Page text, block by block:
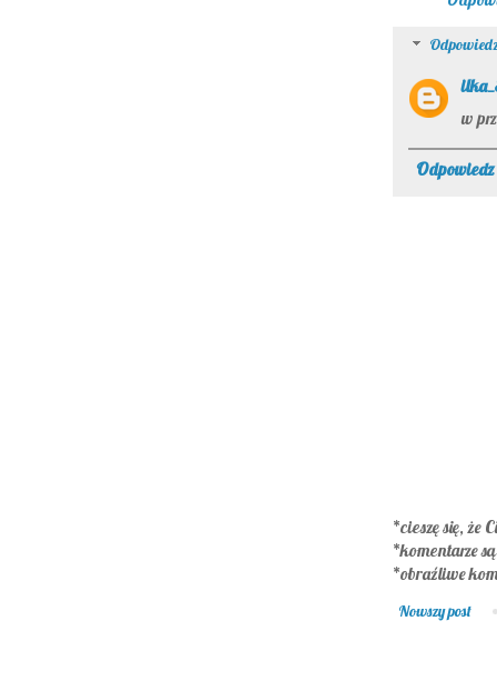
w
Odpowiedz
*cieszę się, że
*komentarze
*obraźliwe
Nowszy post